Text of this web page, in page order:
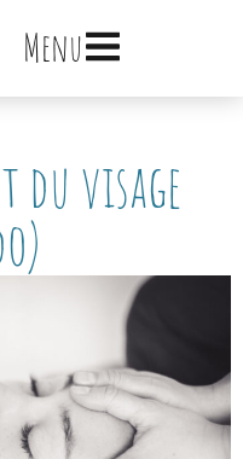
Menu
du visage